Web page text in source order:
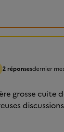
2 réponsesdernier
grosse cuite